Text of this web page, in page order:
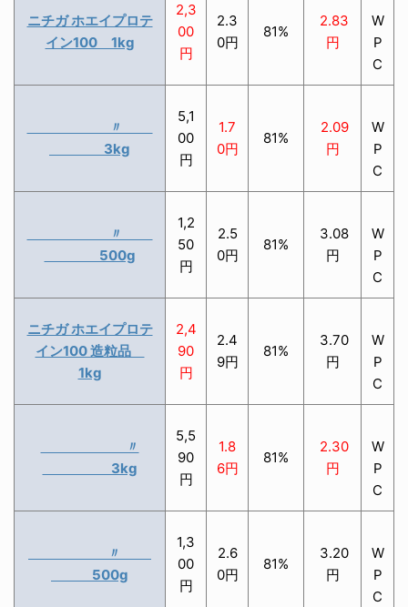
ニチガ ホエイプロテ
イン100 1kg
2,3
00
円
2.3
0円
81%
2.83
円
W
P
C
〃
3kg
5,1
00
円
1.7
0円
81%
2.09
円
W
P
C
〃
500g
1,2
50
円
2.5
0円
81%
3.08
円
W
P
C
ニチガ ホエイプロテ
イン100 造粒品
1kg
2,4
90
円
2.4
9円
81%
3.70
円
W
P
C
〃
3kg
5,5
90
円
1.8
6円
81%
2.30
円
W
P
C
〃
500g
1,3
00
円
2.6
0円
81%
3.20
円
W
P
C